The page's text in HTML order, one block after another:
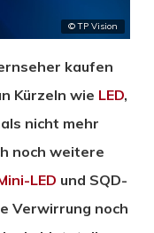
© TP Vision
kaufen
Kürzeln wie LED,
nicht mehr
noch weitere
LED und SQD-
Verwirrung noch